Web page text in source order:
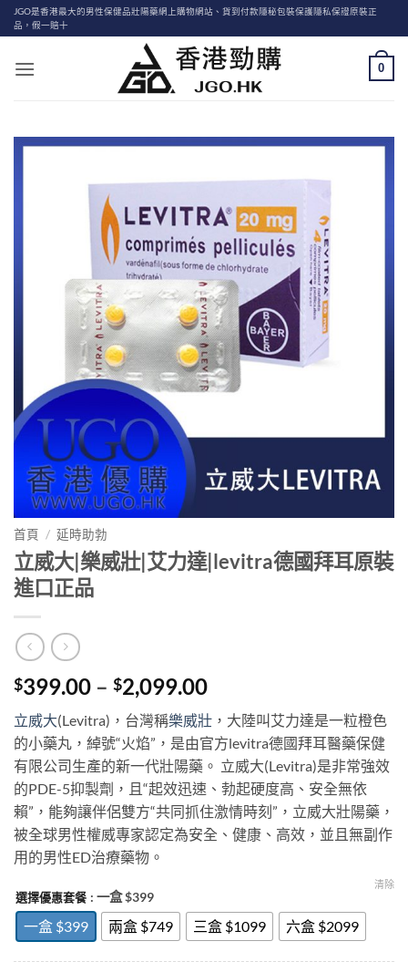
Skip
to
JGO是香港最大的男性保健品壯陽藥網上購物網站、貨到付款隱秘包裝保護隱私保證原裝正
品，假一賠十
0
首頁 / 延時助勃
立威大|樂威壯|艾力達|levitra德國拜耳原裝
進口正品
$399.00 – $2,099.00Price
range:
$399.00
through
$2,099.00
立威大(Levitra)，台灣稱樂威壯 ，大陸叫艾力達是一粒橙色
的小藥丸，綽號“火焰”，是由官方levitra德國拜耳醫藥保健
有限公司生產的新一代壯陽藥。 立威大(Levitra)是非常強效
的PDE-5抑製劑，且“起效迅速、勃起硬度高、安全無依
賴”，能夠讓伴侶雙方“共同抓住激情時刻”，立威大壯陽藥，
被全球男性權威專家認定為安全、健康、高效，並且無副作
用的男性ED治療藥物。
選擇優惠套餐 : 一盒 $399
一盒 $399 兩盒 $749 三盒 $1099 六盒 $2099
清除